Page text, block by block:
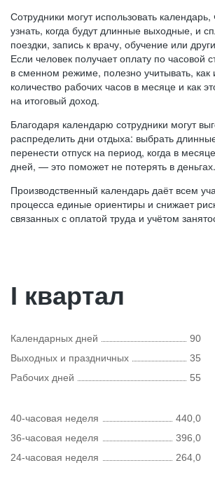
Сотрудники могут использовать
узнать, когда будут длинные выходные, и
поездки, запись к врачу, обучение или
Если человек получает оплату по часовой
в сменном режиме, полезно учитывать, как
количество рабочих часов в месяце и как
на итоговый доход.
Благодаря календарю сотрудники могут
распределить дни отдыха: выбрать
перенести отпуск на период, когда в
дней, — это поможет не потерять в деньгах.
Производственный календарь даёт всем
процесса единые ориентиры и снижает
связанных с оплатой труда и учётом
I квартал
Календарных дней
90
Выходных и праздничных
35
Рабочих дней
55
40-часовая неделя
440,0
36-часовая неделя
396,0
24-часовая неделя
264,0